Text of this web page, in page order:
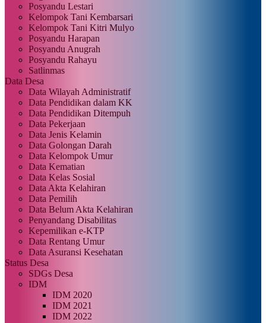
Posyandu Lestari
Kelompok Tani Kembarsari
Kelompok Tani Kitri Mulyo
Posyandu Harapan
Posyandu Anugrah
Posyandu Rahayu
Satlinmas
Data Desa
Data Wilayah Administratif
Data Pendidikan dalam KK
Data Pendidikan Ditempuh
Data Pekerjaan
Data Jenis Kelamin
Data Golongan Darah
Data Kelompok Umur
Data Kematian
Data Kelas Sosial
Data Akta Kelahiran
Data Pemilih
Data Belum Akta Kelahiran
Penyandang Disabilitas
Kepemilikan e-KTP
Data Rentang Umur
Data Asuransi Kesehatan
Status Desa
SDGs Desa
IDM
IDM 2020
IDM 2021
IDM 2022